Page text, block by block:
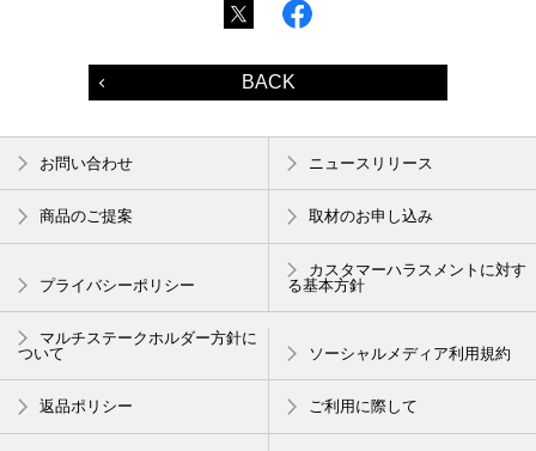
BACK
お問い合わせ ニュースリリース
商品のご提案 取材のお申し込み
プライバシーポリシー
カスタマーハラスメントに対す
る基本方針
マルチステークホルダー方針に
ついて
ソーシャルメディア利用規約
返品ポリシー ご利用に際して